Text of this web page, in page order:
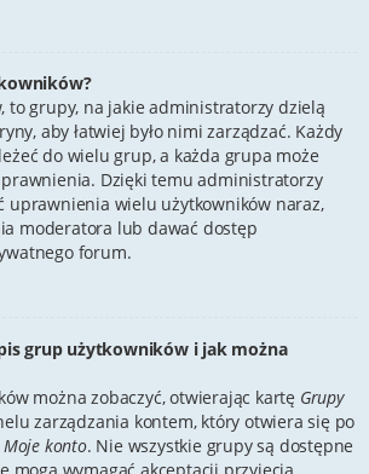
to grupy, na jakie administratorzy dzielą
aby łatwiej było nimi zarządzać. Każdy
do wielu grup, a każda grupa może
Dzięki temu administratorzy
uprawnienia wielu użytkowników naraz,
moderatora lub dawać dostęp
forum.
grup użytkowników i jak można
można zobaczyć, otwierając kartę Grupy
zarządzania kontem, który otwiera się po
Moje konto. Nie wszystkie grupy są dostępne
mogą wymagać akceptacji przyjęcia